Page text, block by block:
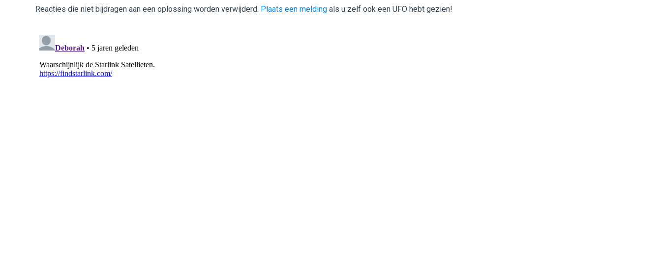
Reacties die niet bijdragen aan een oplossing worden verwijderd. Plaats een melding als u zelf ook een UFO hebt gezien!